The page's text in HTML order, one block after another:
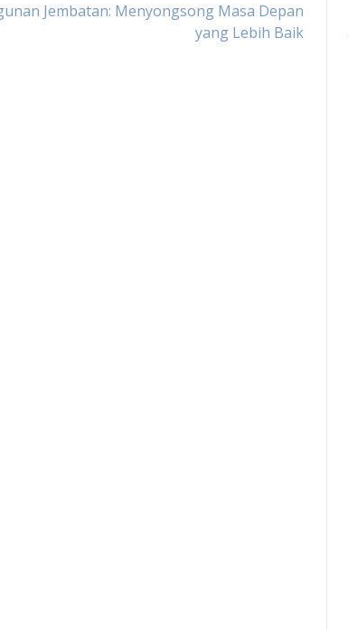
Jembatan: Menyongsong Masa Depan
yang Lebih Baik